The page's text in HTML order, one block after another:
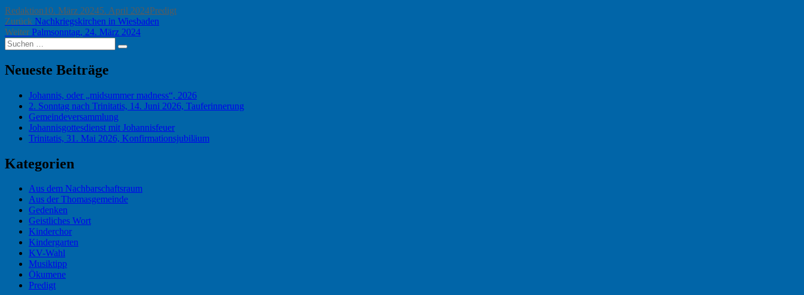
Autor
RedaktionVeröffentlicht
am
10. März 20245. April 2024Kategorien
Predigt
Beitragsnavigation
Zurück Vorheriger
Beitrag:
Nachkriegskirchen in Wiesbaden
Weiter Nächster
Beitrag:
Palmsonntag, 24. März 2024
Suchen
nach:
Suchen
Neueste Beiträge
Johannis, oder „midsummer madness“, 2026
2. Sonntag nach Trinitatis, 14. Juni 2026, Tauferinnerung
Gemeindeversammlung
Johannisgottesdienst mit Johannisfeuer
Trinitatis, 31. Mai 2026, Konfirmationsjubiläum
Kategorien
Aus dem Nachbarschaftsraum
Aus der Thomasgemeinde
Gedenken
Geistliches Wort
Kinderchor
Kindergarten
KV-Wahl
Musiktipp
Ökumene
Predigt